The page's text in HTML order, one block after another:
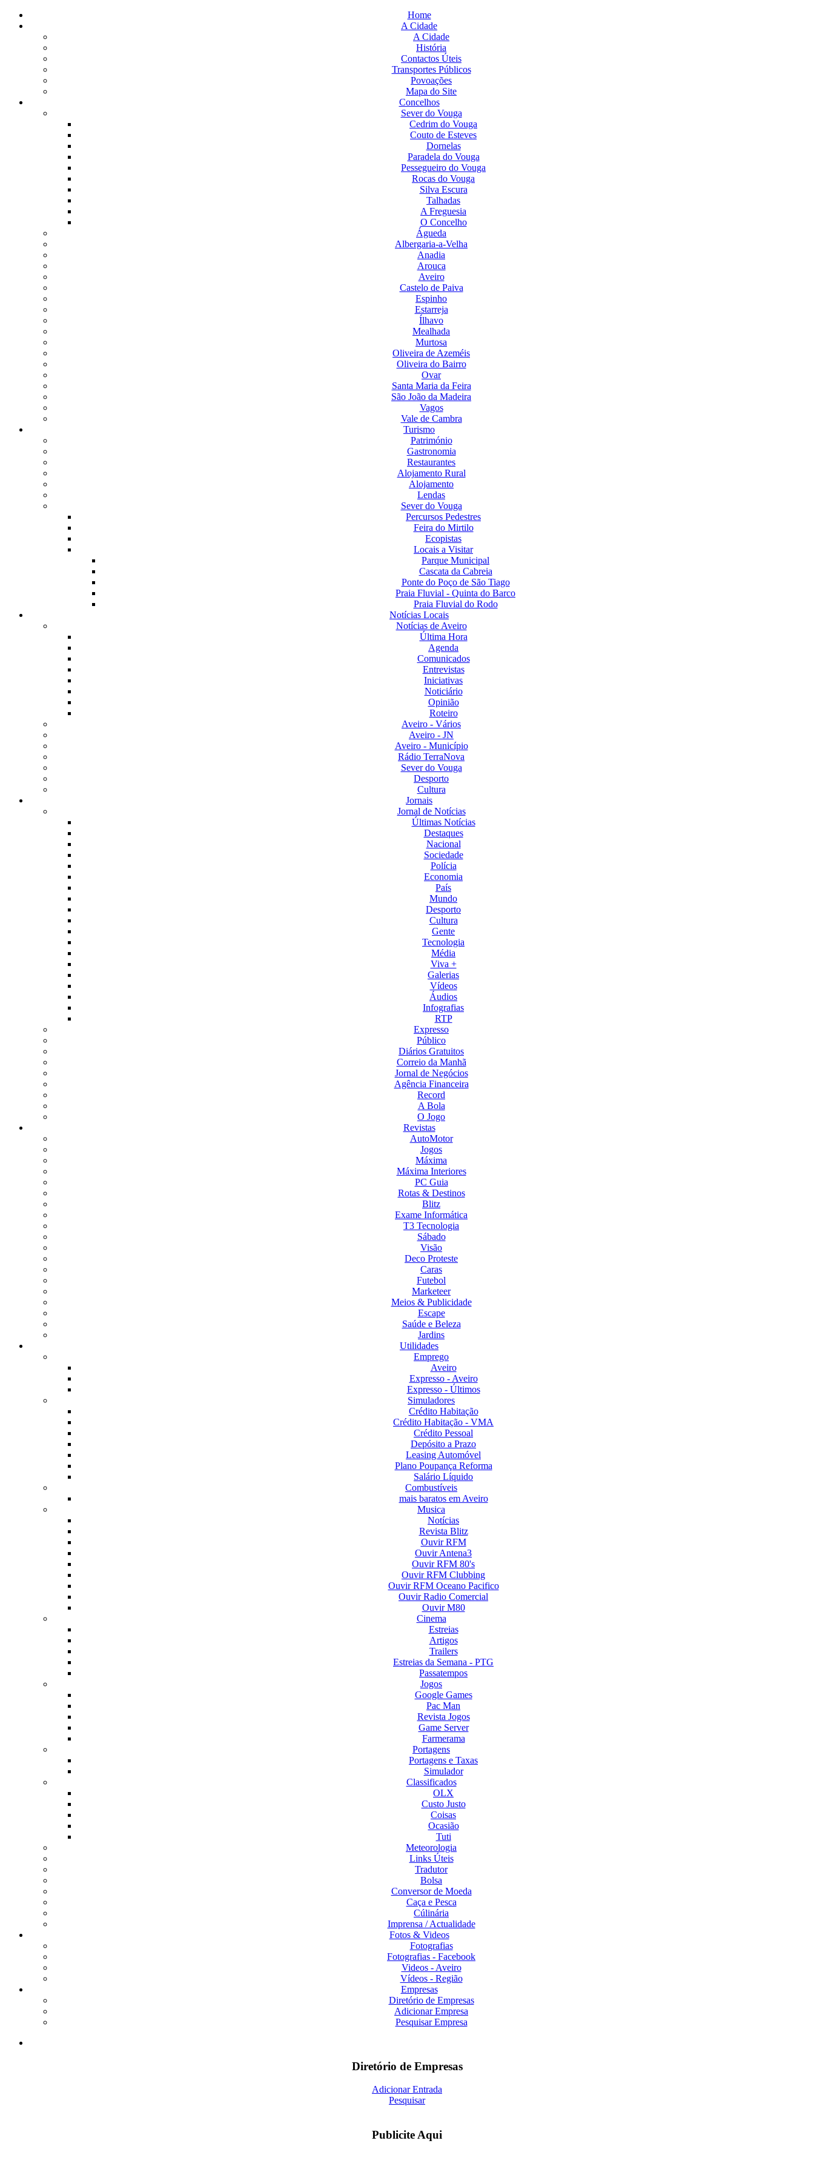
Home
A Cidade
A Cidade
História
Contactos Úteis
Transportes Públicos
Povoações
Mapa do Site
Concelhos
Sever do Vouga
Cedrim do Vouga
Couto de Esteves
Dornelas
Paradela do Vouga
Pessegueiro do Vouga
Rocas do Vouga
Silva Escura
Talhadas
A Freguesia
O Concelho
Águeda
Albergaria-a-Velha
Anadia
Arouca
Aveiro
Castelo de Paiva
Espinho
Estarreja
Ílhavo
Mealhada
Murtosa
Oliveira de Azeméis
Oliveira do Bairro
Ovar
Santa Maria da Feira
São João da Madeira
Vagos
Vale de Cambra
Turismo
Património
Gastronomia
Restaurantes
Alojamento Rural
Alojamento
Lendas
Sever do Vouga
Percursos Pedestres
Feira do Mirtilo
Ecopistas
Locais a Visitar
Parque Municipal
Cascata da Cabreia
Ponte do Poço de São Tiago
Praia Fluvial - Quinta do Barco
Praia Fluvial do Rodo
Notícias Locais
Notícias de Aveiro
Última Hora
Agenda
Comunicados
Entrevistas
Iniciativas
Noticiário
Opinião
Roteiro
Aveiro - Vários
Aveiro - JN
Aveiro - Município
Rádio TerraNova
Sever do Vouga
Desporto
Cultura
Jornais
Jornal de Notícias
Últimas Notícias
Destaques
Nacional
Sociedade
Polícia
Economia
País
Mundo
Desporto
Cultura
Gente
Tecnologia
Média
Viva +
Galerias
Vídeos
Áudios
Infografias
RTP
Expresso
Público
Diários Gratuitos
Correio da Manhã
Jornal de Negócios
Agência Financeira
Record
A Bola
O Jogo
Revistas
AutoMotor
Jogos
Máxima
Máxima Interiores
PC Guia
Rotas & Destinos
Blitz
Exame Informática
T3 Tecnologia
Sábado
Visão
Deco Proteste
Caras
Futebol
Marketeer
Meios & Publicidade
Escape
Saúde e Beleza
Jardins
Utilidades
Emprego
Aveiro
Expresso - Aveiro
Expresso - Últimos
Simuladores
Crédito Habitação
Crédito Habitação - VMA
Crédito Pessoal
Depósito a Prazo
Leasing Automóvel
Plano Poupança Reforma
Salário Líquido
Combustíveis
mais baratos em Aveiro
Musica
Notícias
Revista Blitz
Ouvir RFM
Ouvir Antena3
Ouvir RFM 80's
Ouvir RFM Clubbing
Ouvir RFM Oceano Pacifico
Ouvir Radio Comercial
Ouvir M80
Cinema
Estreias
Artigos
Trailers
Estreias da Semana - PTG
Passatempos
Jogos
Google Games
Pac Man
Revista Jogos
Game Server
Farmerama
Portagens
Portagens e Taxas
Simulador
Classificados
OLX
Custo Justo
Coisas
Ocasião
Tuti
Meteorologia
Links Úteis
Tradutor
Bolsa
Conversor de Moeda
Caça e Pesca
Cúlinária
Imprensa / Actualidade
Fotos & Videos
Fotografias
Fotografias - Facebook
Videos - Aveiro
Vídeos - Região
Empresas
Diretório de Empresas
Adicionar Empresa
Pesquisar Empresa
Diretório de Empresas
Adicionar Entrada
Pesquisar
Publicite Aqui